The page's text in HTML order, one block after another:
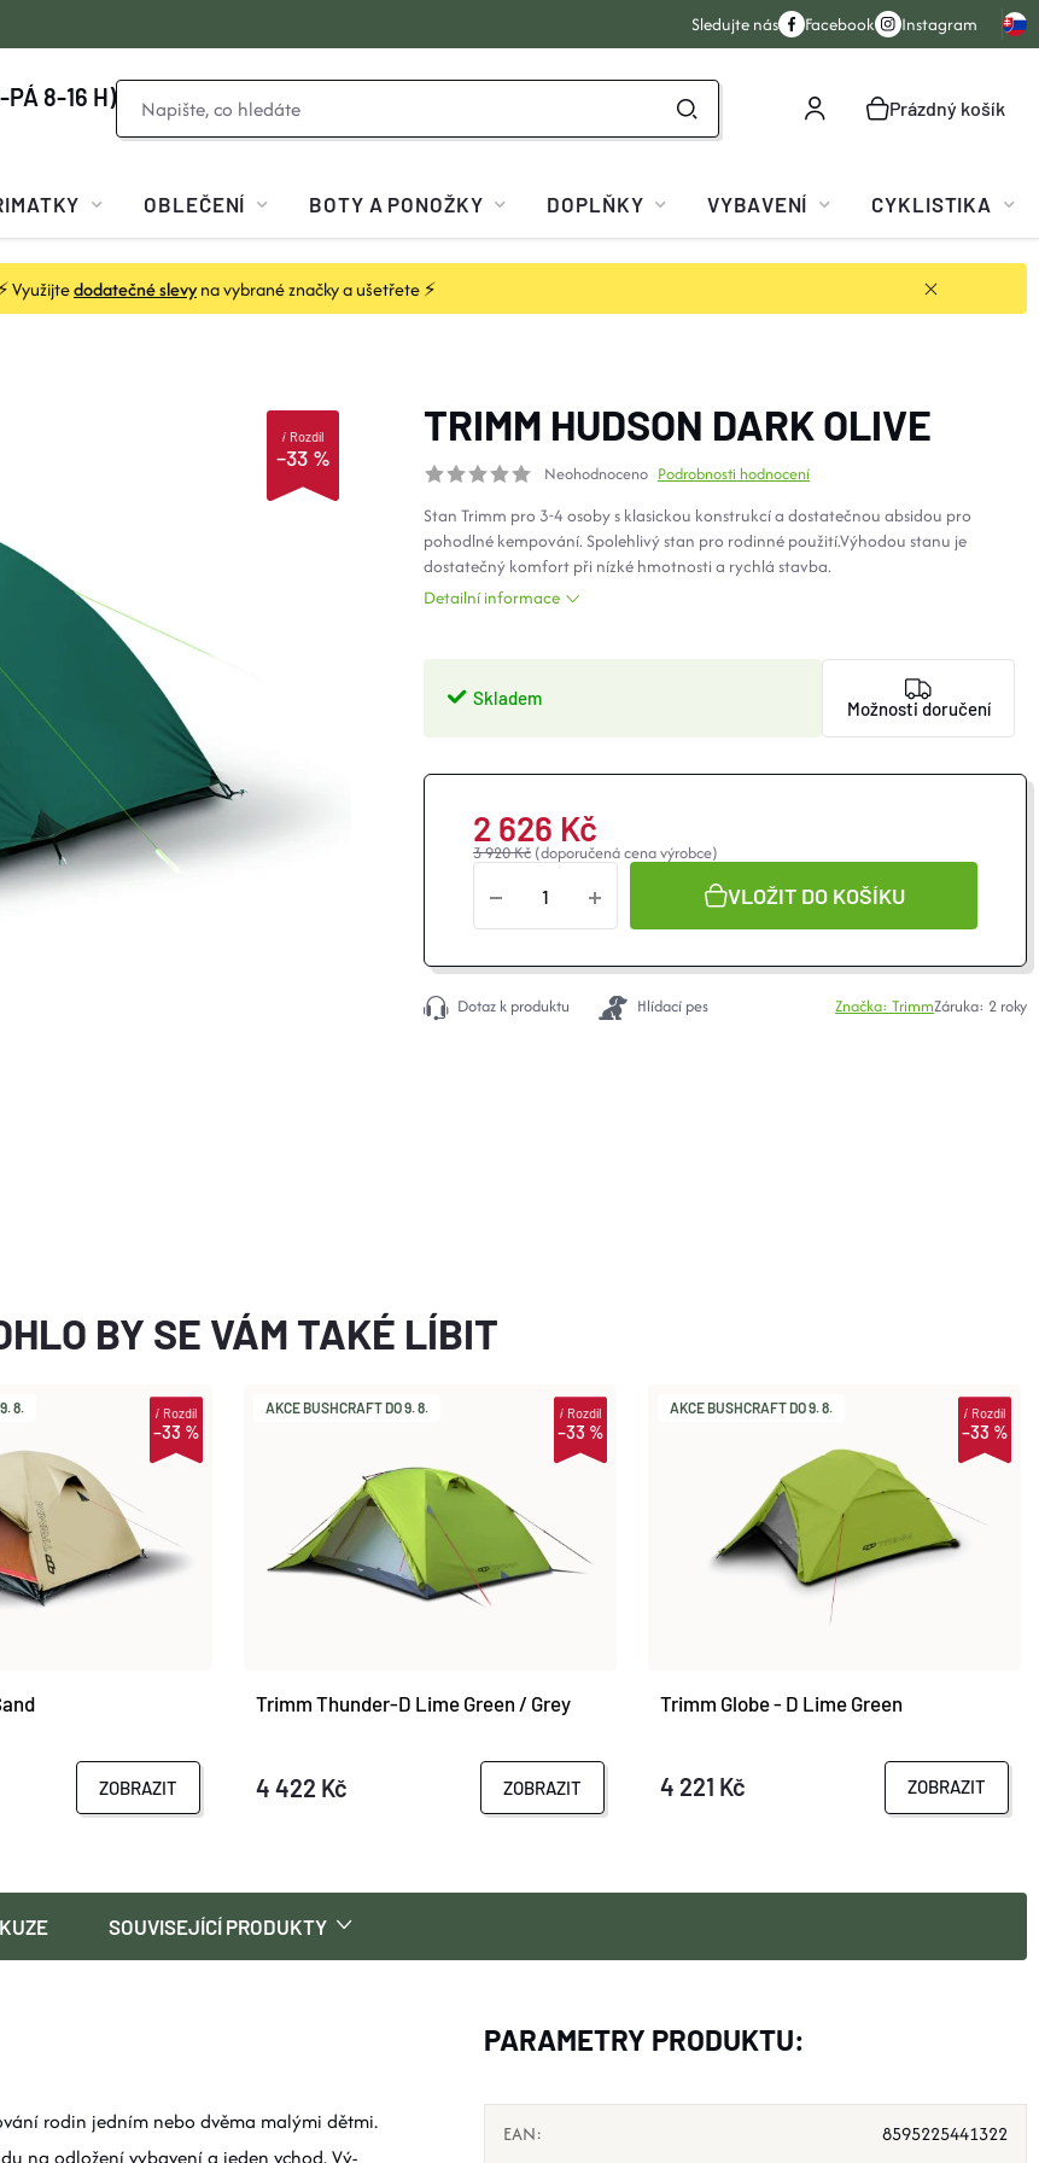
Využijtedodatečné slevyna vybrané značky a ušetřete ⚡
Sledujte nás Facebook Instagram
NÁKUPNÍ
Prázdný košík
PÁ 8-16 H)
OBLEČENÍ BOTY A PONOŽKY DOPLŇKY VYBAVENÍ CYKLISTIKA
–33 %
iRozdíl TRIMM HUDSON DARK OLIVE
Neohodnoceno Podrobnosti hodnocení
Stan Trimm pro 3-4 osoby s klasickou konstrukcí a dostatečnou absidou pro
pohodlné kempování. Spolehlivý stan pro rodinné použití.Výhodou stanu je
dostatečný komfort při nízké hmotnosti a rychlá stavba.
Detailní informace
Skladem Možnosti doručení
3 920 Kč (doporučená cena výrobce)
2 626 Kč
VLOŽIT DO KOŠÍKU
Dotaz k produktu Hlídací pes Značka: TrimmZáruka: 2 roky
BY SE VÁM TAKÉ LÍBIT
8.
–33 %
iRozdíl
ZOBRAZIT
AKCE BUSHCRAFT DO 9. 8.
–33 %
iRozdíl
Trimm Thunder-D Lime Green / Grey
4 422 Kč ZOBRAZIT
AKCE BUSHCRAFT DO 9. 8.
–33 %
iRozdíl
Trimm Globe - D Lime Green
4 221 Kč ZOBRAZIT
SOUVISEJÍCÍ PRODUKTY
rodin jedním nebo dvěma malými dětmi.
PARAMETRY PRODUKTU:
EAN: 8595225441322